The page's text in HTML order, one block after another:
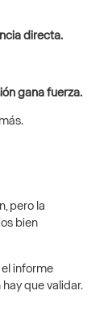
directa.
gana fuerza.
pero la
bien
informe
que validar.